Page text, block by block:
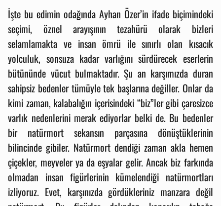
İşte bu edimin odağında Ayhan Özer’in ifade biçimindeki
seçimi, öznel arayışının tezahürü olarak bizleri
selamlamakta ve insan ömrü ile sınırlı olan kısacık
yolculuk, sonsuza kadar varlığını sürdürecek eserlerin
bütününde vücut bulmaktadır. Şu an karşımızda duran
sahipsiz bedenler tümüyle tek başlarına değiller. Onlar da
kimi zaman, kalabalığın içerisindeki “biz”ler gibi çaresizce
varlık nedenlerini merak ediyorlar belki de. Bu bedenler
bir natürmort sekansın parçasına dönüştüklerinin
bilincinde gibiler. Natürmort dendiği zaman akla hemen
çiçekler, meyveler ya da eşyalar gelir. Ancak biz farkında
olmadan insan figürlerinin kümelendiği natürmortları
izliyoruz. Evet, karşınızda gördükleriniz manzara değil